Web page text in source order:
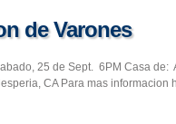
de Varones
25 de Sept. 6PM Casa de:
CA Para mas informacion